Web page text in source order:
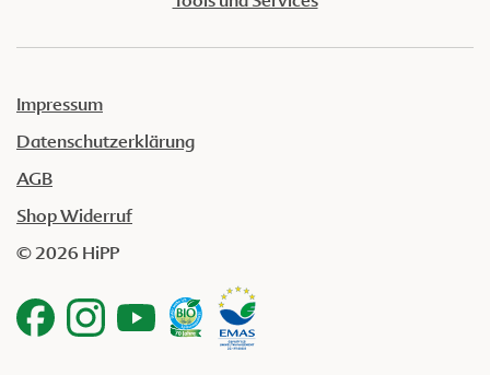
Impressum
Datenschutzerklärung
AGB
Shop Widerruf
© 2026 HiPP